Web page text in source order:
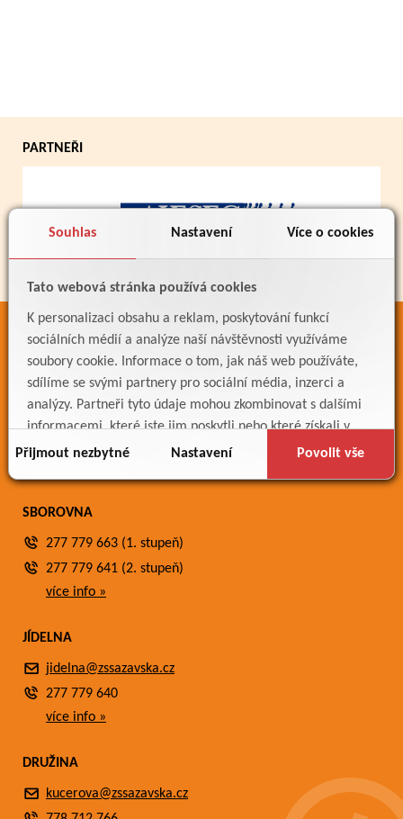
Souhlas Nastavení Více o cookies
Tato webová stránka používá cookies
K personalizaci obsahu a reklam, poskytování funkcí
sociálních médií a analýze naší návštěvnosti využíváme
soubory cookie. Informace o tom, jak náš web používáte,
sdílíme se svými partnery pro sociální média, inzerci a
analýzy. Partneři tyto údaje mohou zkombinovat s dalšími
informacemi, které jste jim poskytli nebo které získali v
důsledku toho, že používáte jejich služby.
Přijmout nezbytné Nastavení Povolit vše
PARTNEŘI
ODKAZY
Bakaláři
Jídelníček
Meteostanice
SBOROVNA
277 779 663 (1. stupeň)
277 779 641 (2. stupeň)
více info »
JÍDELNA
jidelna@zssazavska.cz
277 779 640
více info »
DRUŽINA
kucerova@zssazavska.cz